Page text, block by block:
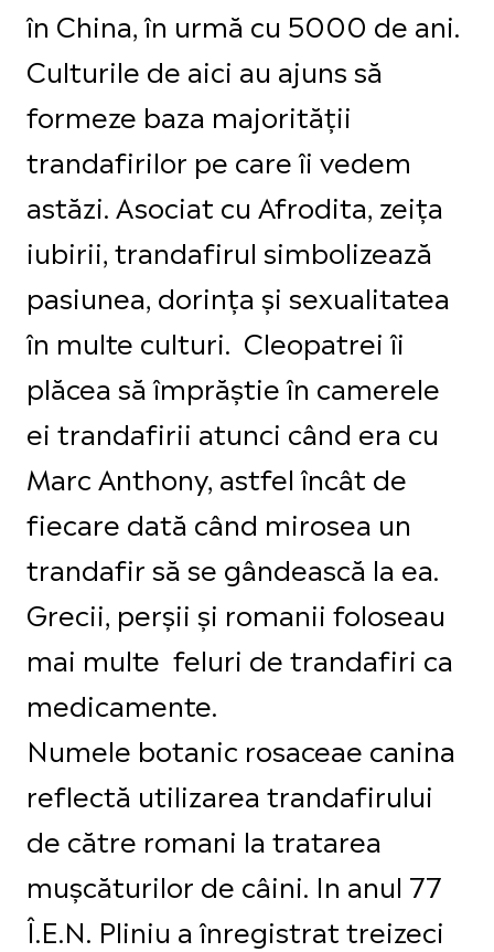
în China, în urmă cu 5000 de ani.
Culturile de aici au ajuns să
formeze baza majorității
trandafirilor pe care îi vedem
astăzi. Asociat cu Afrodita, zeița
iubirii, trandafirul simbolizează
pasiunea, dorința și sexualitatea
în multe culturi. Cleopatrei îi
plăcea să împrăștie în camerele
ei trandafirii atunci când era cu
Marc Anthony, astfel încât de
fiecare dată când mirosea un
trandafir să se gândească la ea.
Grecii, perșii și romanii foloseau
mai multe feluri de trandafiri ca
medicamente.
Numele botanic rosaceae canina
reflectă utilizarea trandafirului
de către romani la tratarea
mușcăturilor de câini. In anul 77
Î.E.N. Pliniu a înregistrat treizeci